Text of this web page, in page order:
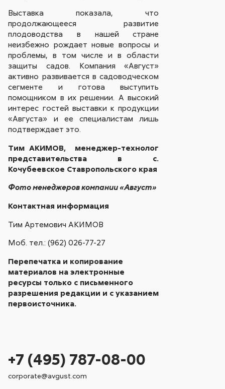
Выставка показала, что
продолжающееся развитие
плодоводства в нашей стране
неизбежно рождает новые вопросы и
проблемы, в том числе и в области
защиты садов. Компания «Август»
активно развивается в садоводческом
сегменте и готова выступить
помощником в их решении. А высокий
интерес гостей выставки к продукции
«Августа» и ее специалистам лишь
подтверждает это.
Тим АКИМОВ,
менеджер-технолог
представительства в с.
Кочубеевское Ставропольского края
Фото менеджеров компании «Август»
Контактная информация
Тим Артемович АКИМОВ
Моб. тел.: (962) 026-77-27
Перепечатка и копирование
материалов на электронные
ресурсы только с письменного
разрешения редакции и с указанием
первоисточника.
+7 (495) 787-08-00
corporate@avgust.com